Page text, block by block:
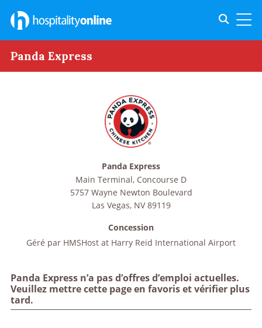
Panda Express
Panda Express n’a pas d’offres d’emploi actuelles.
Veuillez mettre cette page en favoris et vérifier plus
tard.
Panda Express
Main Terminal, Concourse D
5757 Wayne Newton Boulevard
Las Vegas, NV 89119
Concession
Géré par HMSHost at Harry Reid International Airport